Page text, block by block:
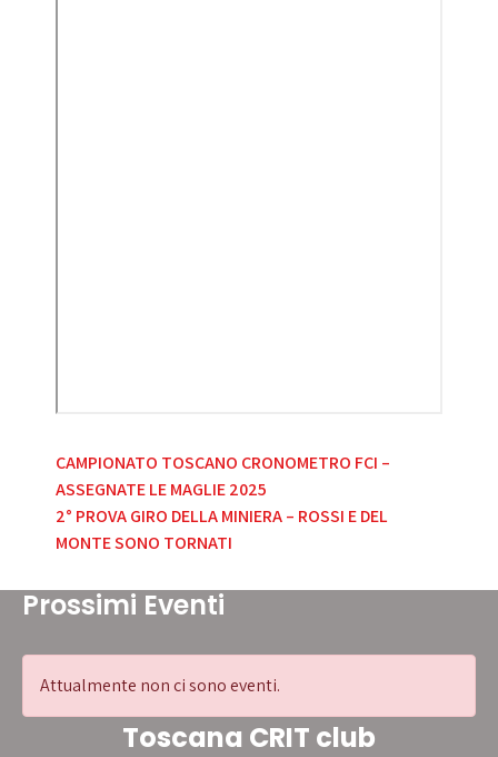
Navigazione
articoli
CAMPIONATO TOSCANO CRONOMETRO FCI –
ASSEGNATE LE MAGLIE 2025
2° PROVA GIRO DELLA MINIERA – ROSSI E DEL
MONTE SONO TORNATI
Prossimi Eventi
Attualmente non ci sono eventi.
Toscana CRIT club